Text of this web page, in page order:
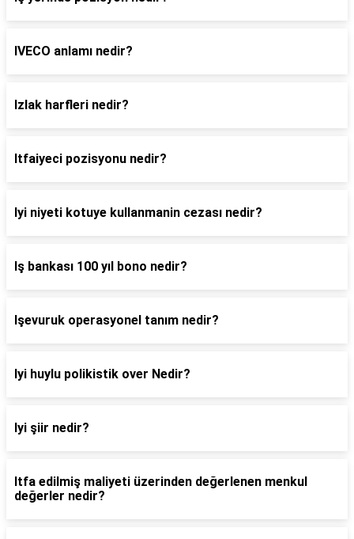
IVECO anlamı nedir?
Izlak harfleri nedir?
Itfaiyeci pozisyonu nedir?
Iyi niyeti kotuye kullanmanin cezası nedir?
Iş bankası 100 yıl bono nedir?
Işevuruk operasyonel tanım nedir?
Iyi huylu polikistik over Nedir?
Iyi şiir nedir?
Itfa edilmiş maliyeti üzerinden değerlenen menkul
değerler nedir?